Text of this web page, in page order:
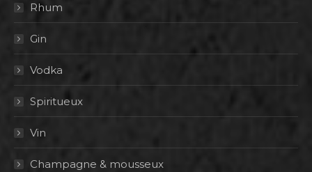
Rhum
Gin
Vodka
Spiritueux
Vin
Champagne & mousseux